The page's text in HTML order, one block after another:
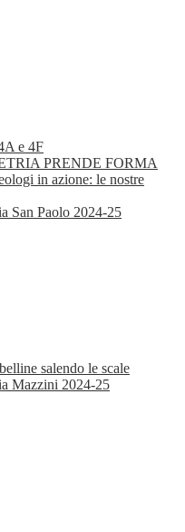
e 4F
PRENDE FORMA
in azione: le nostre
San Paolo 2024-25
salendo le scale
Mazzini 2024-25